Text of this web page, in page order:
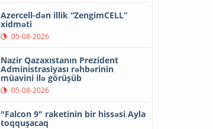
Azercell-dən illik “ZengimCELL”
xidməti
05-08-2026
Nazir Qazaxıstanın Prezident
Administrasiyası rəhbərinin
müavini ilə görüşüb
05-08-2026
"Falcon 9" raketinin bir hissəsi Ayla
toqquşacaq